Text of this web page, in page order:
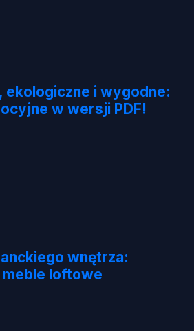
ekologiczne i wygodne:
w wersji PDF!
wnętrza:
loftowe